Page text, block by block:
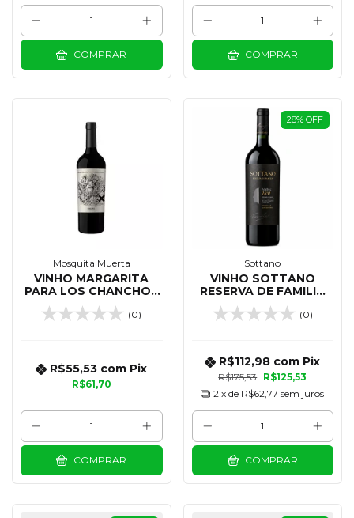
COMPRAR COMPRAR
Mosquita Muerta
VINHO MARGARITA
PARA LOS CHANCHOS
MALBEC 750 ML
(0)
R$61,70
R$55,53 com Pix
COMPRAR
28% OFF
Sottano
VINHO SOTTANO
RESERVA DE FAMILIA
MALBEC 750 ML
(0)
R$175,53 R$125,53
R$112,98 com Pix
2 x de R$62,77 sem juros
COMPRAR